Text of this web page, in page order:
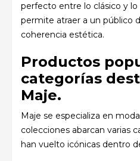
perfecto entre lo clásico y lo
permite atraer a un público
coherencia estética.
Productos
categorías
Maje.
Maje se especializa en
colecciones abarcan varias
han vuelto icónicas dentro